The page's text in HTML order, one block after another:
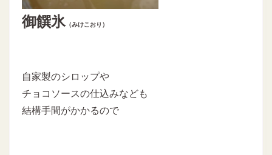
御饌氷（みけこおり）
自家製のシロップや
チョコソースの仕込みなども
結構手間がかかるので